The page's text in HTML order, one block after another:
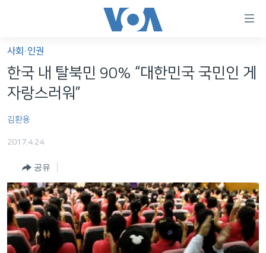
가
능
링
인
츠
로
동
메
세계
라디오
프로그램
주파수 안내
언어 선택
사회·인권
한국 내 탈북민 90% “대한민국 국민인 게
자랑스러워”
김환용
2017.4.24
공유